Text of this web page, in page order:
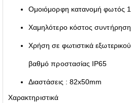
Ομοιόμορφη κατανομή φωτός
Χαμηλότερο κόστος
Χρήση σε φωτιστικά
βαθμό προστασίας IP65
Διαστάσεις : 82x50mm
Χαρακτηριστικά